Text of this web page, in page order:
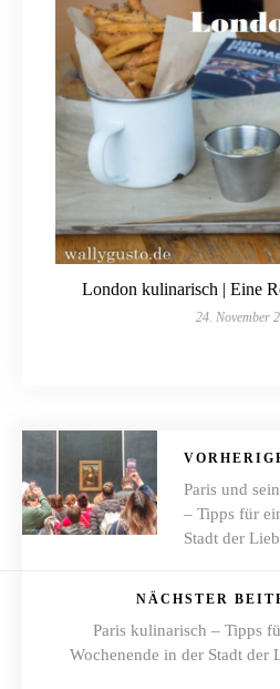
London kulinarisch | Eine
24. November
Paris und
– Tipps für
Stadt der
NÄCHSTER
Paris kulinarisch – Tipps
Wochenende in der Stadt der